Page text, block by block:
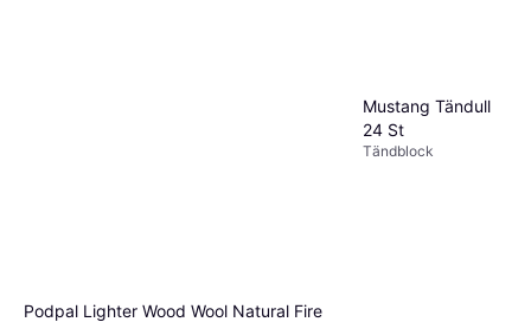
Podpal Lighter Wood Wool Natural Fire
Mustang Tändull
24 St
Tändblock